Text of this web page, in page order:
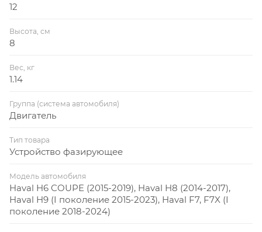
12
Высота, см
8
Вес, кг
1.14
Группа (система автомобиля)
Двигатель
Тип товара
Устройство фазирующее
Модель автомобиля
Haval H6 COUPE (2015-2019), Haval H8 (2014-2017),
Haval H9 (I поколение 2015-2023), Haval F7, F7X (I
поколение 2018-2024)